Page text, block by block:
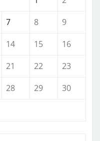
7 8
9
14 15
16
21 22
23
28 29
30